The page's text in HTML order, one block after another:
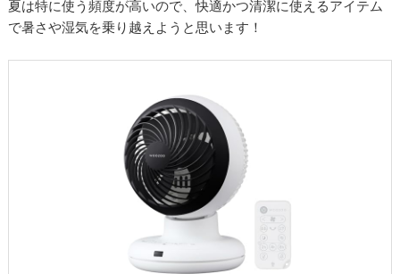
夏は特に使う頻度が高いので、快適かつ清潔に使えるアイテム
で暑さや湿気を乗り越えようと思います！